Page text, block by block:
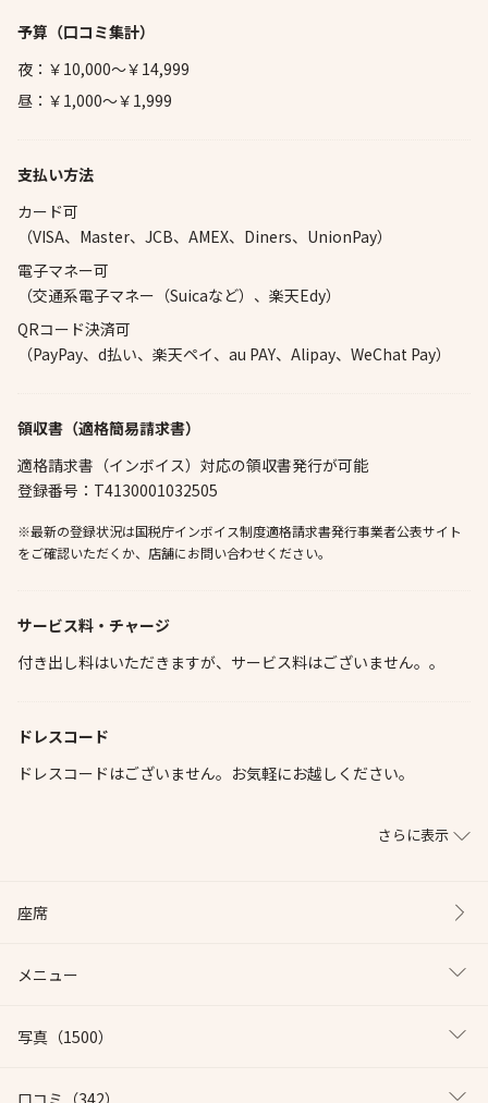
予算 （口コミ集計）
夜：￥10,000～￥14,999
昼：￥1,000～￥1,999
支払い方法
カード可
（VISA、Master、JCB、AMEX、Diners、UnionPay）
電子マネー可
（交通系電子マネー（Suicaなど）、楽天Edy）
QRコード決済可
（PayPay、d払い、楽天ペイ、au PAY、Alipay、WeChat Pay）
領収書（適格簡易請求書）
適格請求書（インボイス）対応の領収書発行が可能
登録番号：T4130001032505
※最新の登録状況は国税庁インボイス制度適格請求書発行事業者公表サイト
をご確認いただくか、店舗にお問い合わせください。
サービス料・チャージ
付き出し料はいただきますが、サービス料はございません。。
ドレスコード
ドレスコードはございません。お気軽にお越しください。
さらに表示
座席
メニュー
写真 （1500）